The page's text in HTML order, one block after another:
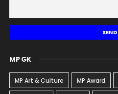
MP GK
MP Art & Culture MP Award